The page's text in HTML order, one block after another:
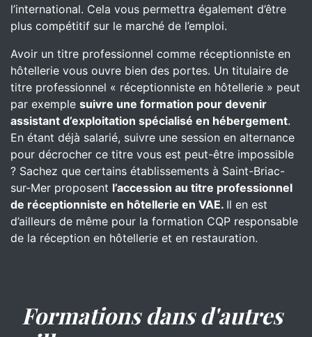
l’international. Cela vous permettra également d’être
plus compétitif sur le marché de l’emploi.
Avoir un titre professionnel comme réceptionniste en
hôtellerie vous ouvre bien des portes. Un titulaire de
titre professionnel « réceptionniste en hôtellerie » peut
par exemple suivre une formation pour devenir
assistant d’exploitation spécialisé en hébergement.
En étant déjà salarié, suivre une session en alternance
pour décrocher ce titre vous est peut-être impossible
? Sachez que certains établissements à Saint-Briac-
sur-Mer proposent l’accession au titre professionnel
de réceptionniste en hôtellerie en VAE. Il en est
d’ailleurs de même pour la formation CQP responsable
de la réception en hôtellerie et en restauration.
Formations dans d'autres